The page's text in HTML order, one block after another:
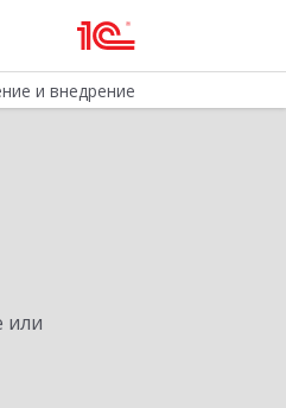
и внедрение
или